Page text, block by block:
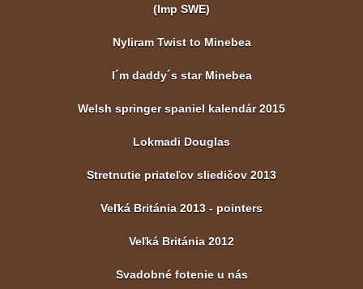
(Imp SWE)
Nyliram Twist to Minebea
I´m daddy´s star Minebea
Welsh springer spaniel kalendár 2015
Lokmadi Douglas
Stretnutie priateľov sliedičov 2013
Veľká Británia 2013 - pointers
Veľká Británia 2012
Svadobné fotenie u nás